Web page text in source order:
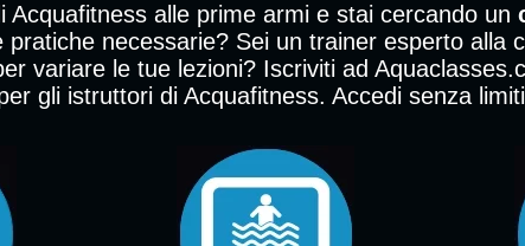
Acquafitness alle prime armi e stai cercando un
necessarie? Sei un trainer esperto
variare le tue lezioni? Iscriviti ad
gli istruttori di Acquafitness. Accedi senza